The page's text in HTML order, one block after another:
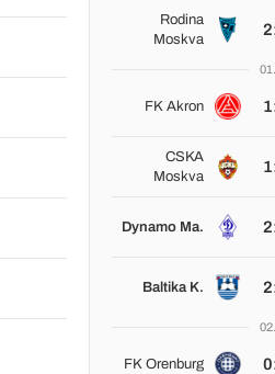
Rodina
Moskva
FK Akron
CSKA
Moskva
Dynamo Ma.
Baltika K.
FK Orenburg